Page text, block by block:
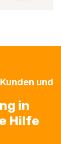
und
in
Hilfe